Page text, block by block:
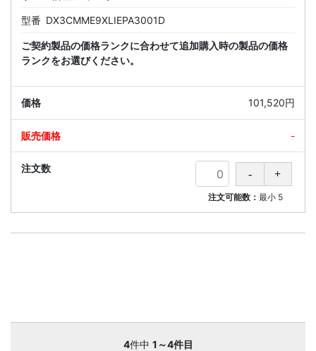
型番 DX3CMME9XLIEPA3001D
ご契約製品の価格ランクに合わせて追加購入時の製品の価格
ランクをお選びください。
101,520円
-
注文可能数： 最小 5
4件中 1～4件目